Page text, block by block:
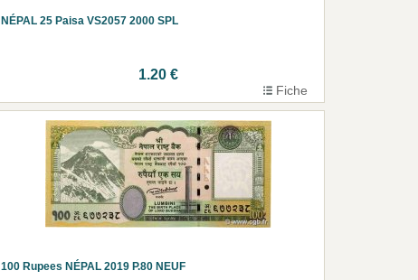
NÉPAL 25 Paisa VS2057 2000 SPL
1.20 €
Fiche
100 Rupees NÉPAL 2019 P.80 NEUF